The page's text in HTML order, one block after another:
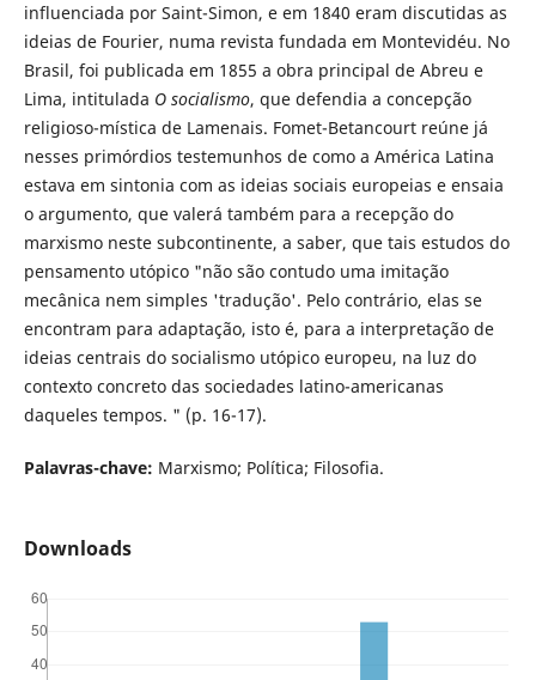
influenciada por Saint-Simon, e em 1840 eram discutidas as
ideias de Fourier, numa revista fundada em Montevidéu. No
Brasil, foi publicada em 1855 a obra principal de Abreu e
Lima, intitulada O socialismo, que defendia a concepção
religioso-mística de Lamenais. Fomet-Betancourt reúne já
nesses primórdios testemunhos de como a América Latina
estava em sintonia com as ideias sociais europeias e ensaia
o argumento, que valerá também para a recepção do
marxismo neste subcontinente, a saber, que tais estudos do
pensamento utópico "não são contudo uma imitação
mecânica nem simples 'tradução'. Pelo contrário, elas se
encontram para adaptação, isto é, para a interpretação de
ideias centrais do socialismo utópico europeu, na luz do
contexto concreto das sociedades latino-americanas
daqueles tempos. " (p. 16-17).
Palavras-chave: Marxismo; Política; Filosofia.
Downloads